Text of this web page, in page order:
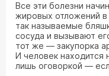
Все эти болезни
жировых отложений
так называемые
сосуда и вызывают
тот же — закупорка
И человек находится
лишь оговоркой —